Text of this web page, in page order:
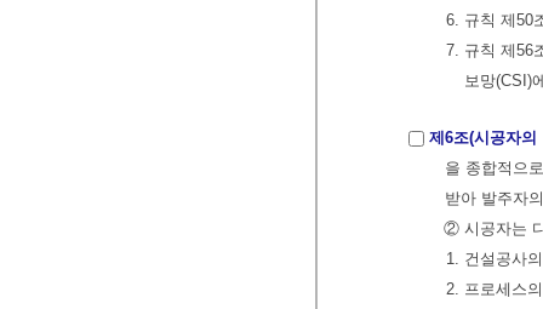
6. 규칙 제50
7. 규칙 제56
보망(CSI)
제6조(시공자의
을 종합적으
받아 발주자
② 시공자는
1. 건설공사
2. 프로세스